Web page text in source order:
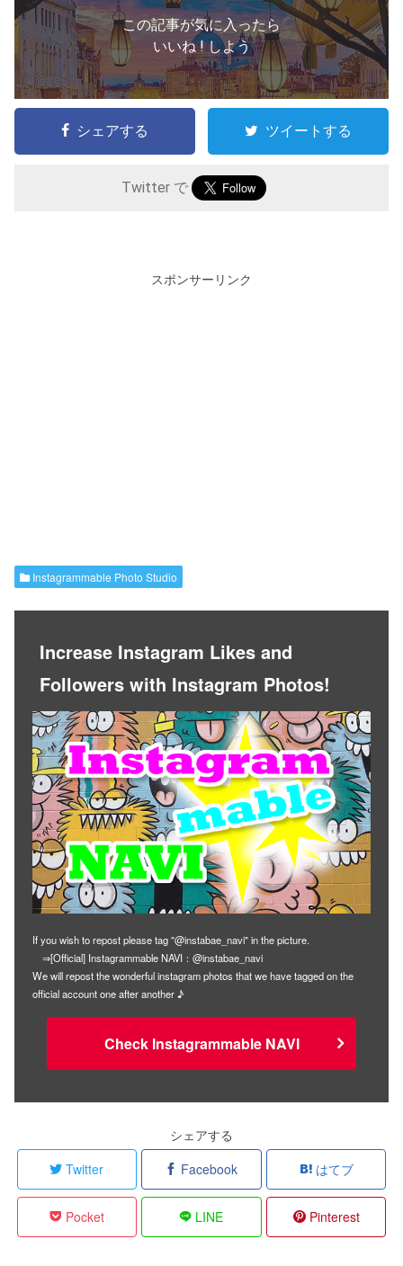
この記事が気に入ったら
いいね ! しよう
シェアする ツイートする
Twitter で
スポンサーリンク
Instagrammable Photo Studio
Increase Instagram Likes and
Followers with Instagram Photos!
If you wish to repost please tag "@instabae_navi" in the picture.
⇒[Official] Instagrammable NAVI：@instabae_navi
We will repost the wonderful instagram photos that we have tagged on the
official account one after another ♪
Check Instagrammable NAVI
シェアする
Twitter
Facebook はてブ
Pocket LINE Pinterest